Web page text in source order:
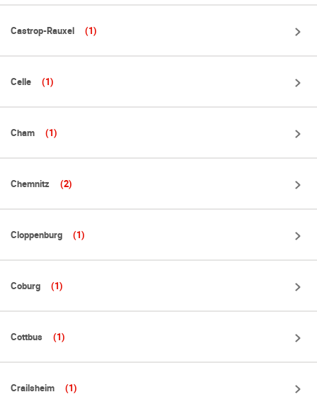
Castrop-Rauxel (1)
Celle (1)
Cham (1)
Chemnitz (2)
Cloppenburg (1)
Coburg (1)
Cottbus (1)
Crailsheim (1)